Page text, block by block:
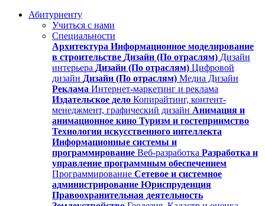
Абитуриенту
Учиться с нами
Специальности
Архитектура Информационное моделирование
в строительстве Дизайн (По отраслям) Дизайн
интерьера Дизайн (По отраслям) Цифровой
дизайн Дизайн (По отраслям) Медиа Дизайн
Реклама Интернет-маркетинг и реклама
Издательское дело Копирайтинг, контент-
менеджмент, графический дизайн Анимация и
анимационное кино Туризм и гостеприимство
Технологии искусственного интеллекта
Информационные системы и
программирование Веб-разработка Разработка и
управление программным обеспечением
Программирование Сетевое и системное
администрирование Юриспруденция
Правоохранительная деятельность